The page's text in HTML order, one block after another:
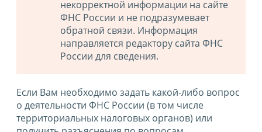
некорректной информации на сайте
ФНС России и не подразумевает
обратной связи. Информация
направляется редактору сайта ФНС
России для сведения.
Если Вам необходимо задать какой-либо вопрос
о деятельности ФНС России (в том числе
территориальных налоговых органов) или